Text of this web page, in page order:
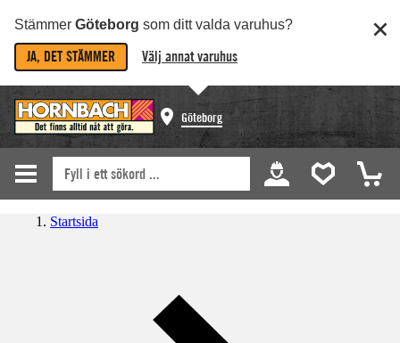
Stämmer Göteborg som ditt valda varuhus?
JA, DET STÄMMER Välj annat varuhus
Göteborg
Startsida